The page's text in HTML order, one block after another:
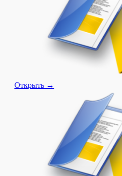
Открыть →